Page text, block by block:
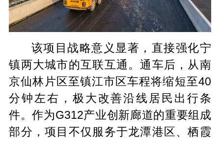
该项目战略意义显著，直接强化宁
镇两大城市的互联互通。通车后，从南
京仙林片区至镇江市区车程将缩短至40
分钟左右，极大改善沿线居民出行条
件。作为G312产业创新廊道的重要组成
部分，项目不仅服务于龙潭港区、栖霞